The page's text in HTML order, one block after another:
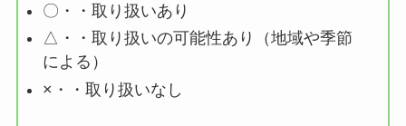
〇・・取り扱いあり
△・・取り扱いの可能性あり（地域や季節
による）
×・・取り扱いなし